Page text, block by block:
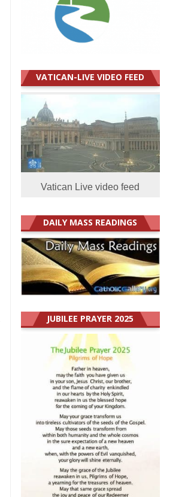
VATICAN-LIVE VIDEO FEED
Vatican Live video feed
DAILY MASS READINGS
JUBILEE PRAYER 2025